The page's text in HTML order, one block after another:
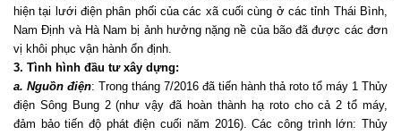
hiện tại lưới điện phân phối của các xã cuối cùng ở các tỉnh Thái Bình,
Nam Định và Hà Nam bị ảnh hưởng nặng nề của bão đã được các đơn
vị khôi phục vận hành ổn định.
3. Tình hình đầu tư xây dựng:
a. Nguồn điện: Trong tháng 7/2016 đã tiến hành thả roto tổ máy 1 Thủy
điện Sông Bung 2 (như vậy đã hoàn thành hạ roto cho cả 2 tổ máy,
đảm bảo tiến độ phát điện cuối năm 2016). Các công trình lớn: Thủy